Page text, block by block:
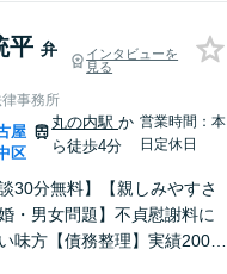
平 弁
インタビューを
見る
事務所
屋
区
丸の内駅か
ら徒歩4分
営業時間：本
日定休日
30分無料】【親しみやすさ
・男女問題】不貞慰謝料に
味方【債務整理】実績2000